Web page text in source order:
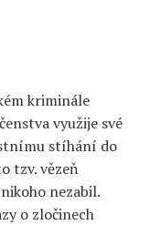
kriminále
využije své
stíhání do
tzv. vězeň
nezabil.
o zločinech